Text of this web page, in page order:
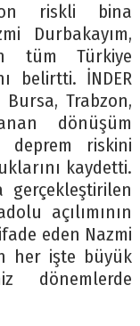
riskli bina
Durbakayım,
tüm Türkiye
belirtti. İNDER
Trabzon,
dönüşüm
deprem riskini
kaydetti.
gerçekleştirilen
açılımının
eden Nazmi
her işte büyük
dönemlerde